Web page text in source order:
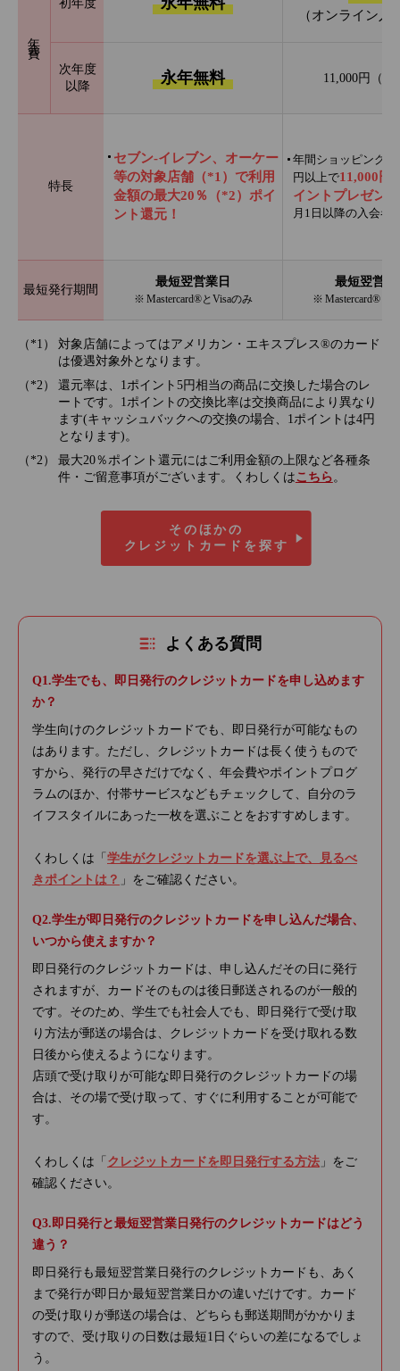
初年度
（オンライン入
次年度
以降
永年無料 11,000円（税
特長
セブン‐イレブン、オーケー
等の対象店舗（*1）で利用
金額の最大20％（*2）ポイ
ント還元！
年間ショッピング利
円以上で11,000円
イントプレゼント
月1日以降の入会者
最短発行期間
最短翌営業日
※ Mastercard®とVisaのみ
最短翌営業
※ Mastercard®と
対象店舗によってはアメリカン・エキスプレス®のカード
は優遇対象外となります。
還元率は、1ポイント5円相当の商品に交換した場合のレ
ートです。1ポイントの交換比率は交換商品により異なり
ます(キャッシュバックへの交換の場合、1ポイントは4円
となります)。
最大20％ポイント還元にはご利用金額の上限など各種条
件・ご留意事項がございます。くわしくはこちら 。
そのほかの
クレジットカードを探す
よくある質問
学生でも、即日発行のクレジットカードを申し込めます
か？
学生向けのクレジットカードでも、即日発行が可能なもの
はあります。ただし、クレジットカードは長く使うもので
すから、発行の早さだけでなく、年会費やポイントプログ
ラムのほか、付帯サービスなどもチェックして、自分のラ
イフスタイルにあった一枚を選ぶことをおすすめします。
くわしくは「 学生がクレジットカードを選ぶ上で、見るべ
きポイントは？ 」をご確認ください。
学生が即日発行のクレジットカードを申し込んだ場合、
いつから使えますか？
即日発行のクレジットカードは、申し込んだその日に発行
されますが、カードそのものは後日郵送されるのが一般的
です。そのため、学生でも社会人でも、即日発行で受け取
り方法が郵送の場合は、クレジットカードを受け取れる数
日後から使えるようになります。
店頭で受け取りが可能な即日発行のクレジットカードの場
合は、その場で受け取って、すぐに利用することが可能で
す。
くわしくは「 クレジットカードを即日発行する方法 」をご
確認ください。
即日発行と最短翌営業日発行のクレジットカードはどう
違う？
即日発行も最短翌営業日発行のクレジットカードも、あく
まで発行が即日か最短翌営業日かの違いだけです。カード
の受け取りが郵送の場合は、どちらも郵送期間がかかりま
すので、受け取りの日数は最短1日ぐらいの差になるでしょ
う。